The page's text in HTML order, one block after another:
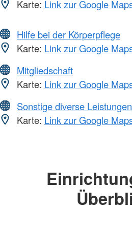
Karte: Link zur Google
Hilfe bei der Körperpflege
Karte: Link zur Google
Mitgliedschaft
Karte: Link zur Google
Sonstige diverse Leistungen
Karte: Link zur Google